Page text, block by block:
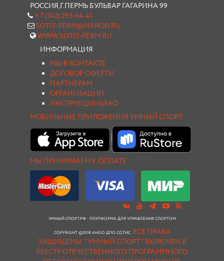
РОССИЯ,Г.ПЕРМЬ БУЛЬВАР ГАГАРИНА 99
+ 7 (342) 293-64-41
SOTIS-PERM@NAROD.RU
WWW.SOTIS-PERM.RU
ИНФОРМАЦИЯ
МЫ В КОНТАКТЕ
ДОГОВОР ОФЕРТЫ
ПАРТНЕРАМ
ОРГАНИЗАЦИИ
ИНСТРУКЦИИ&FAQ
МОБИЛЬНЫЕ ПРИЛОЖЕНИЯ УМНЫЙ СПОРТ
МЫ ПРИНИМАЕМ К ОПЛАТЕ
УМНЫЙ-СПОРТ.РФ - ПЛАТФОРМА ДЛЯ УПРАВЛЕНИЯ СПОРТОМ
COPYRIGHT ©2018 АНОО ДПО СОТИС. ВСЕ ПРАВА
ЗАЩИЩЕНЫ."УМНЫЙ СПОРТ " ВКЛЮЧЕН В
РЕЕСТР ОТЕЧЕСТВЕННОГО ПРОГРАММНОГО